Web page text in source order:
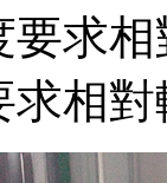
要求
求相